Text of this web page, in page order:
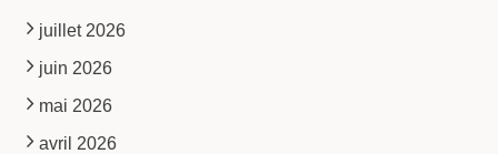
juillet 2026
juin 2026
mai 2026
avril 2026